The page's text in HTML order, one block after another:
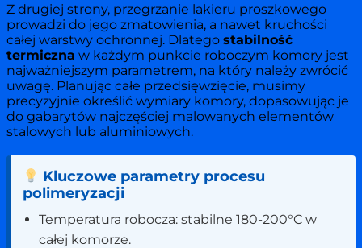
Z drugiej strony, przegrzanie lakieru proszkowego
prowadzi do jego zmatowienia, a nawet kruchości
całej warstwy ochronnej. Dlatego stabilność
termiczna w każdym punkcie roboczym komory jest
najważniejszym parametrem, na który należy zwrócić
uwagę. Planując całe przedsięwzięcie, musimy
precyzyjnie określić wymiary komory, dopasowując je
do gabarytów najczęściej malowanych elementów
stalowych lub aluminiowych.
Kluczowe parametry procesu
polimeryzacji
Temperatura robocza: stabilne 180-200°C w
całej komorze.